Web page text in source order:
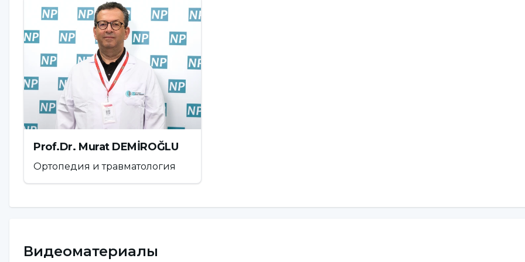
элитных теннисистов, проходящих лечение, была примерно в 2,5-3 раза выше на жестких или
глиняных кортах, чем на траве. Занятия, ориентированные на гибкость, в тренировочных
программах могут быть эффективны для предотвращения этого типа растяжений."
[haberyatay=muscle-powered-sports-dikkat-edin-edin]
Профессор, доктор Мехмет Керем Канбора дал следующую информацию о травмах, которые
случаются в теннисе:
трещины в кости. Боль и отек со временем сменяются хронической болью. Твердое, как
стопы. На глиняных или травяных кортах стрессовые переломы встречаются реже. Самый
программу укрепления и выносливости с интенсивной разминкой и растяжкой перед игрой.
Prof.Dr. Murat DEMİROĞLU
Ортопедия и травматология
Видеоматериалы